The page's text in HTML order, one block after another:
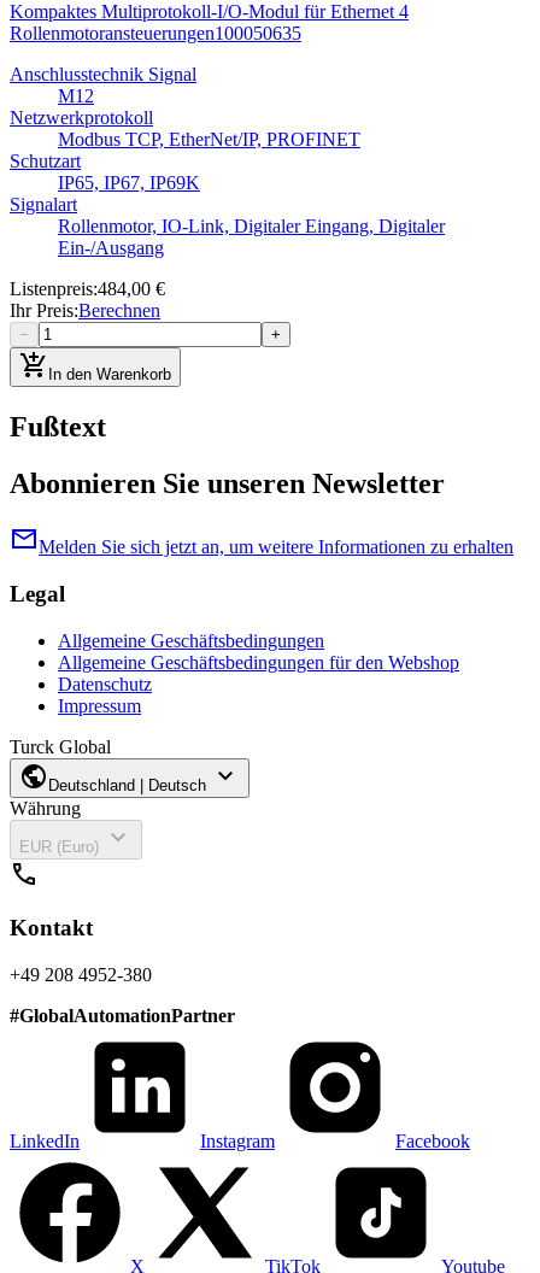
Kompaktes Multiprotokoll-I/O-Modul für Ethernet 4
Rollenmotoransteuerungen100050635
Anschlusstechnik Signal
M12
Netzwerkprotokoll
Modbus TCP, EtherNet/IP, PROFINET
Schutzart
IP65, IP67, IP69K
Signalart
Rollenmotor, IO-Link, Digitaler Eingang, Digitaler
Ein-/Ausgang
Listenpreis:484,00 €
Ihr Preis:Berechnen
− +
add_shopping_cart In den Warenkorb
Fußtext
Abonnieren Sie unseren Newsletter
mailMelden Sie sich jetzt an, um weitere Informationen zu erhalten
Legal
Allgemeine Geschäftsbedingungen
Allgemeine Geschäftsbedingungen für den Webshop
Datenschutz
Impressum
Turck Global
public Deutschland | Deutsch expand_more
Währung
EUR (Euro)
expand_more
call
Kontakt
+49 208 4952-380
#GlobalAutomationPartner
LinkedIn Instagram Facebook
X TikTok Youtube